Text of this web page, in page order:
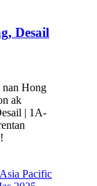
Desail
Hong
ak
| 1A-